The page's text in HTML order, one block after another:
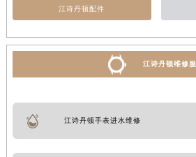
江诗丹顿配件
江诗丹顿维修
江诗丹顿手表进水维修